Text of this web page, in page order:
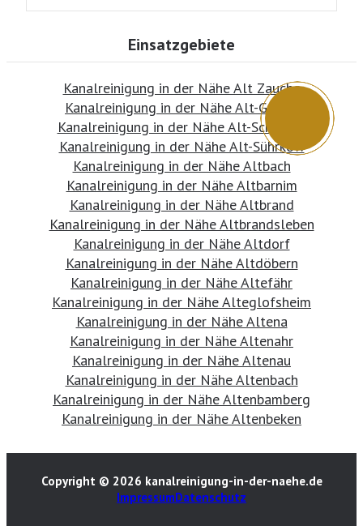
Einsatzgebiete
Kanalreinigung in der Nähe Alt Zauche
Kanalreinigung in der Nähe Alt-Galow
Kanalreinigung in der Nähe Alt-Schadow
Kanalreinigung in der Nähe Alt-Sührkow
Kanalreinigung in der Nähe Altbach
Kanalreinigung in der Nähe Altbarnim
Kanalreinigung in der Nähe Altbrand
Kanalreinigung in der Nähe Altbrandsleben
Kanalreinigung in der Nähe Altdorf
Kanalreinigung in der Nähe Altdöbern
Kanalreinigung in der Nähe Altefähr
Kanalreinigung in der Nähe Alteglofsheim
Kanalreinigung in der Nähe Altena
Kanalreinigung in der Nähe Altenahr
Kanalreinigung in der Nähe Altenau
Kanalreinigung in der Nähe Altenbach
Kanalreinigung in der Nähe Altenbamberg
Kanalreinigung in der Nähe Altenbeken
Copyright © 2026 kanalreinigung-in-der-naehe.de
ImpressumDatenschutz